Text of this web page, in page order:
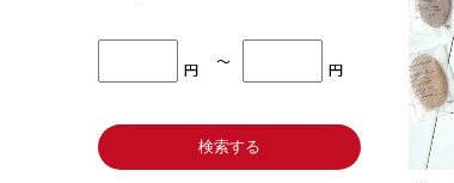
円 〜 円